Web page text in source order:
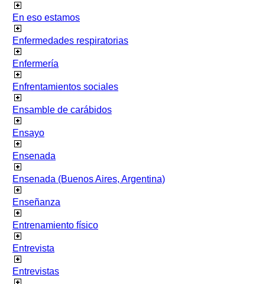
En eso estamos
Enfermedades respiratorias
Enfermería
Enfrentamientos sociales
Ensamble de carábidos
Ensayo
Ensenada
Ensenada (Buenos Aires, Argentina)
Enseñanza
Entrenamiento físico
Entrevista
Entrevistas